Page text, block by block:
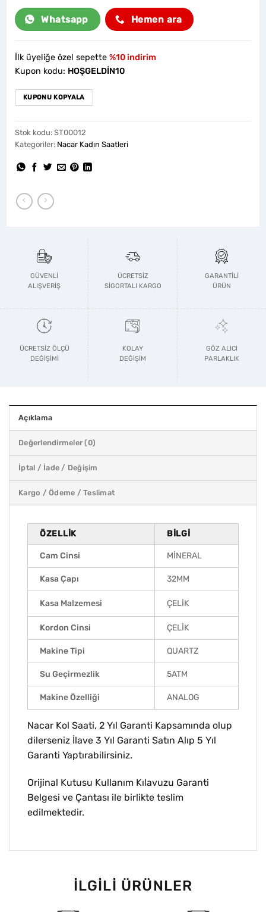
Whatsapp Hemen ara
İlk üyeliğe özel sepette %10 indirim
Kupon kodu: HOŞGELDİN10
KUPONU KOPYALA
Stok kodu: ST00012
Kategoriler: Nacar Kadın Saatleri
GÜVENLİ
ALIŞVERİŞ
ÜCRETSİZ
SİGORTALI KARGO
GARANTİLİ
ÜRÜN
ÜCRETSİZ ÖLÇÜ
DEĞİŞİMİ
KOLAY
DEĞİŞİM
GÖZ ALICI
PARLAKLIK
Açıklama
Değerlendirmeler (0)
İptal / İade / Değişim
Kargo / Ödeme / Teslimat
ÖZELLIK BILGI
Cam Cinsi MİNERAL
Kasa Çapı 32MM
Kasa Malzemesi ÇELİK
Kordon Cinsi ÇELİK
Makine Tipi QUARTZ
Su Geçirmezlik 5ATM
Makine Özelliği ANALOG
Nacar Kol Saati, 2 Yıl Garanti Kapsamında olup
dilerseniz İlave 3 Yıl Garanti Satın Alıp 5 Yıl
Garanti Yaptırabilirsiniz.
Orijinal Kutusu Kullanım Kılavuzu Garanti
Belgesi ve Çantası ile birlikte teslim
edilmektedir.
İLGILI ÜRÜNLER